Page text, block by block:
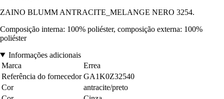
ZAINO BLUMM ANTRACITE_MELANGE NERO 3254.
Composição interna: 100% poliéster, composição externa: 100%
poliéster
Informações adicionais
Marca
Errea
Referência do fornecedor GA1K0Z32540
Cor
antracite/preto